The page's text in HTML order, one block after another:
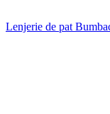
Lenjerie de pat